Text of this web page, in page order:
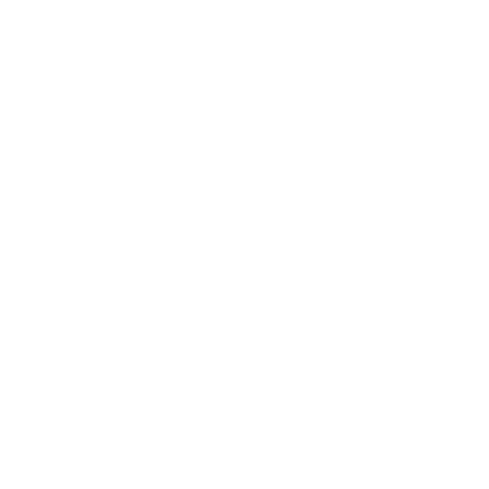
изучение мира, но и история о взаимопомощи, смелости